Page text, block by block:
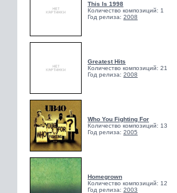
This Is 1998
Количество композиций: 1
Год релиза: 2008
Greatest Hits
Количество композиций: 21
Год релиза: 2008
Who You Fighting For
Количество композиций: 13
Год релиза: 2005
Homegrown
Количество композиций: 12
Год релиза: 2003